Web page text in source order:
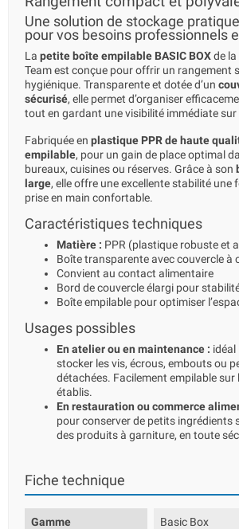
Une solution de stockage
pour vos besoins professionnels
La petite boîte empilable BASIC BOXde
Team est conçue pour offrir un rangement
hygiénique. Transparente et dotée d’un
sécurisé, elle permet d’organiser
tout en gardant une visibilité immédiate sur
Fabriquée en plastique PPR de haute
empilable, pour un gain de place optimal
bureaux, cuisines ou réserves. Grâce à son
large, elle offre une excellente stabilité une
prise en main confortable.
Caractéristiques techniques
Matière : PPR (plastique robuste et
Boîte transparente avec couvercle à
Convient au contact alimentaire
Bord de couvercle élargi pour
Boîte empilable pour optimiser
Usages possibles
En atelier ou en maintenance : idéal
stocker les vis, écrous, embouts ou
détachées. Facilement empilable sur
établis.
En restauration ou commerce
pour conserver de petits ingrédients
des produits à garniture, en toute
Fiche technique
Gamme Basic Box